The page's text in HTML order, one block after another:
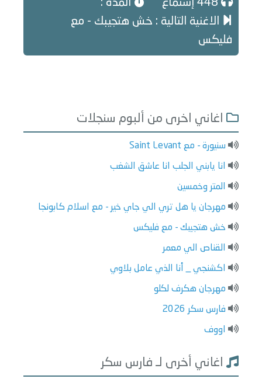
المدة :
الاغنية التالية : خش هتجيبك - مع
فليكس
اغاني اخرى من ألبوم سنجلات
سنيورة - مع Saint Levant
انا يابني الجلب انا عاشق الشغب
المتر وخمسين
مهرجان يا هل تري الي جاي خير - مع اسلام كابونجا
خش هتجيبك - مع فليكس
القناص الي معمر
اكشنجي _ أنا الذي عامل بلاوي
مهرجان هكرف لكلو
فارس سكر 2026
اووف
اغاني أخرى لـ فارس سكر